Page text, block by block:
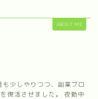
ABOUT ME
少しやりつつ、副業ブロ
復活させました。 夜勤中